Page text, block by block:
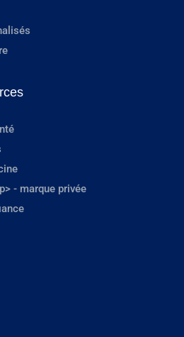
- marque privée